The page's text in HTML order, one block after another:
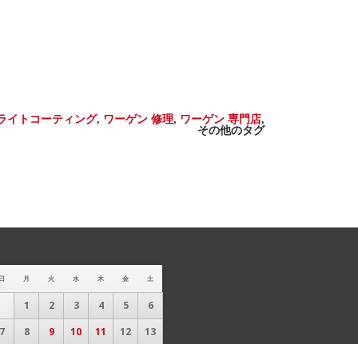
イトコーティング, ワーゲン 修理, ワーゲン 専門店,
その他のタグ
日 月 火 水 木 金 土
1 2 3 4 5
6
7
8 9 10 11 12
13